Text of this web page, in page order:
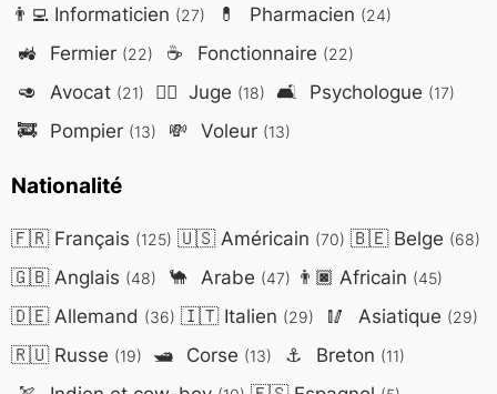
👨‍💻Informaticien (27) 💊 Pharmacien (24)
🚜 Fermier (22) ☕ Fonctionnaire (22)
🥑 Avocat (21) 👨‍⚖️ Juge (18) 🛋️ Psychologue (17)
🚒 Pompier (13) 💸 Voleur (13)
Nationalité
🇫🇷Français (125) 🇺🇸Américain (70) 🇧🇪Belge (68)
🇬🇧Anglais (48) 🐪 Arabe (47) 👨🏿 Africain (45)
🇩🇪Allemand (36) 🇮🇹Italien (29) 🥢 Asiatique (29)
🇷🇺Russe (19) 🛥️ Corse (13) ⚓ Breton (11)